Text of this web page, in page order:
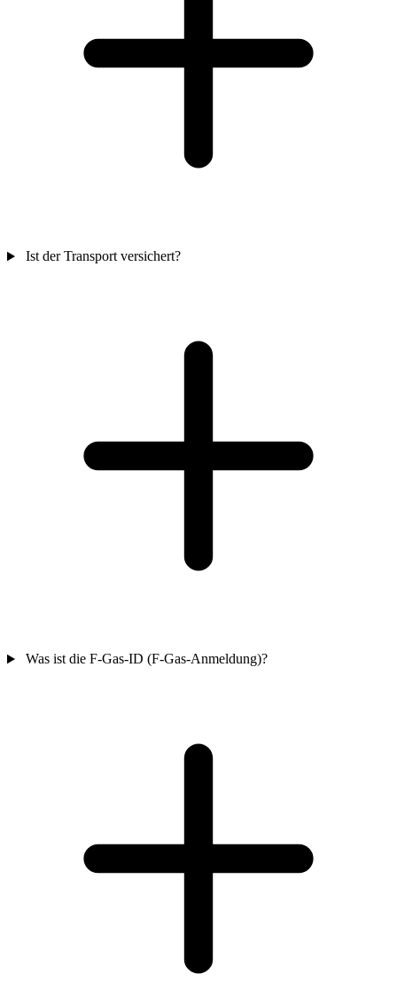
Ist der Transport versichert?
Was ist die F-Gas-ID (F-Gas-Anmeldung)?